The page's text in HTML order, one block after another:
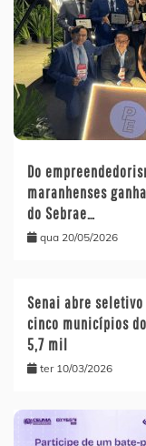
Do
maranhenses
do Sebrae…
qua 20/05/2026
Senai abre
cinco municípios
5,7 mil
ter 10/03/2026